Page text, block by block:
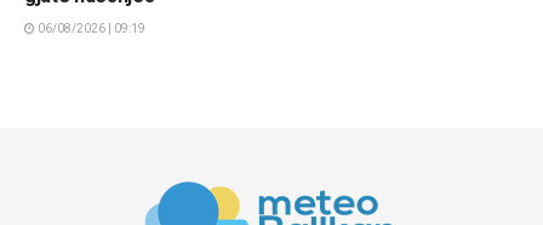
06/08/2026 | 09:19